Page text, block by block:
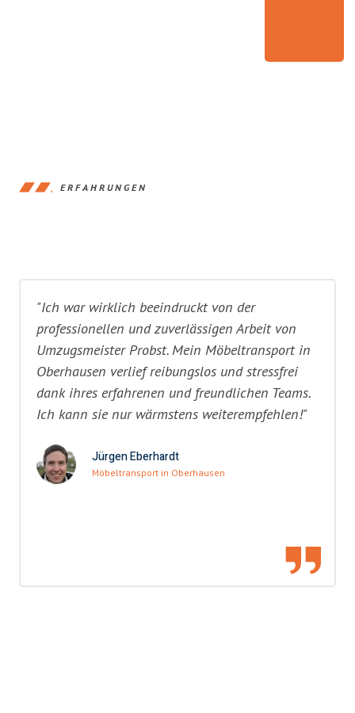
ERFAHRUNGEN
"Ich war wirklich beeindruckt von der
professionellen und zuverlässigen Arbeit von
Umzugsmeister Probst. Mein Möbeltransport in
Oberhausen verlief reibungslos und stressfrei
dank ihres erfahrenen und freundlichen Teams.
Ich kann sie nur wärmstens weiterempfehlen!"
Jürgen Eberhardt
Möbeltransport in Oberhausen